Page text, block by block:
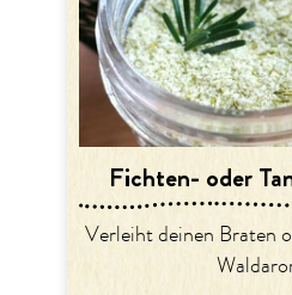
Fichten- oder
Verleiht deinen Braten